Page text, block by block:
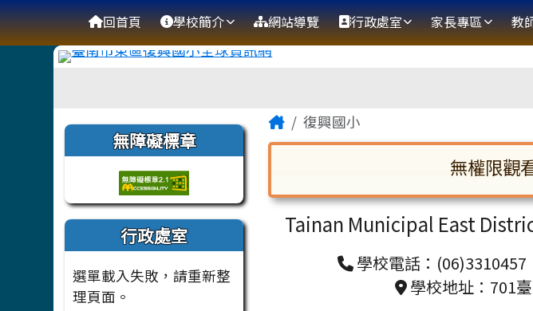
跳至主內容區
臺南市復興國小全球資訊網
導覽列 回首頁 學校簡介 網站導覽 行政處室 家長專區 教
左邊區域內容
無障礙標章
行政處室
選單載入失敗，請重新整
理頁面。
主內容區域
Home復興國小
臺南市東
Tainan Municipal East
學校電話：(06)3310457
學校地址：701
頁尾區域
無權限觀
對話框已開啟。請使用 Tab 鍵